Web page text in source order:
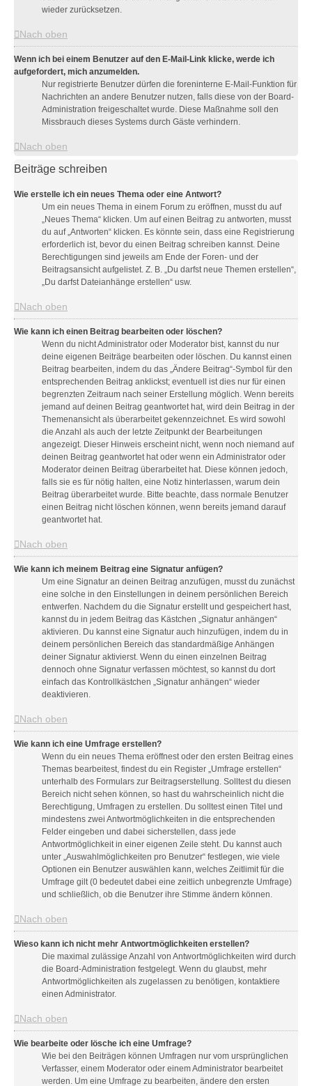
wieder zurücksetzen.
Nach oben
Wenn ich bei einem Benutzer auf den E-Mail-Link klicke, werde ich
aufgefordert, mich anzumelden.
Nur registrierte Benutzer dürfen die foreninterne E-Mail-Funktion für
Nachrichten an andere Benutzer nutzen, falls diese von der Board-
Administration freigeschaltet wurde. Diese Maßnahme soll den
Missbrauch dieses Systems durch Gäste verhindern.
Nach oben
Beiträge schreiben
Wie erstelle ich ein neues Thema oder eine Antwort?
Um ein neues Thema in einem Forum zu eröffnen, musst du auf
„Neues Thema“ klicken. Um auf einen Beitrag zu antworten, musst
du auf „Antworten“ klicken. Es könnte sein, dass eine Registrierung
erforderlich ist, bevor du einen Beitrag schreiben kannst. Deine
Berechtigungen sind jeweils am Ende der Foren- und der
Beitragsansicht aufgelistet. Z. B. „Du darfst neue Themen erstellen“,
„Du darfst Dateianhänge erstellen“ usw.
Nach oben
Wie kann ich einen Beitrag bearbeiten oder löschen?
Wenn du nicht Administrator oder Moderator bist, kannst du nur
deine eigenen Beiträge bearbeiten oder löschen. Du kannst einen
Beitrag bearbeiten, indem du das „Ändere Beitrag“-Symbol für den
entsprechenden Beitrag anklickst; eventuell ist dies nur für einen
begrenzten Zeitraum nach seiner Erstellung möglich. Wenn bereits
jemand auf deinen Beitrag geantwortet hat, wird dein Beitrag in der
Themenansicht als überarbeitet gekennzeichnet. Es wird sowohl
die Anzahl als auch der letzte Zeitpunkt der Bearbeitungen
angezeigt. Dieser Hinweis erscheint nicht, wenn noch niemand auf
deinen Beitrag geantwortet hat oder wenn ein Administrator oder
Moderator deinen Beitrag überarbeitet hat. Diese können jedoch,
falls sie es für nötig halten, eine Notiz hinterlassen, warum dein
Beitrag überarbeitet wurde. Bitte beachte, dass normale Benutzer
einen Beitrag nicht löschen können, wenn bereits jemand darauf
geantwortet hat.
Nach oben
Wie kann ich meinem Beitrag eine Signatur anfügen?
Um eine Signatur an deinen Beitrag anzufügen, musst du zunächst
eine solche in den Einstellungen in deinem persönlichen Bereich
entwerfen. Nachdem du die Signatur erstellt und gespeichert hast,
kannst du in jedem Beitrag das Kästchen „Signatur anhängen“
aktivieren. Du kannst eine Signatur auch hinzufügen, indem du in
deinem persönlichen Bereich das standardmäßige Anhängen
deiner Signatur aktivierst. Wenn du einen einzelnen Beitrag
dennoch ohne Signatur verfassen möchtest, so kannst du dort
einfach das Kontrollkästchen „Signatur anhängen“ wieder
deaktivieren.
Nach oben
Wie kann ich eine Umfrage erstellen?
Wenn du ein neues Thema eröffnest oder den ersten Beitrag eines
Themas bearbeitest, findest du ein Register „Umfrage erstellen“
unterhalb des Formulars zur Beitragserstellung. Solltest du diesen
Bereich nicht sehen können, so hast du wahrscheinlich nicht die
Berechtigung, Umfragen zu erstellen. Du solltest einen Titel und
mindestens zwei Antwortmöglichkeiten in die entsprechenden
Felder eingeben und dabei sicherstellen, dass jede
Antwortmöglichkeit in einer eigenen Zeile steht. Du kannst auch
unter „Auswahlmöglichkeiten pro Benutzer“ festlegen, wie viele
Optionen ein Benutzer auswählen kann, welches Zeitlimit für die
Umfrage gilt (0 bedeutet dabei eine zeitlich unbegrenzte Umfrage)
und schließlich, ob die Benutzer ihre Stimme ändern können.
Nach oben
Wieso kann ich nicht mehr Antwortmöglichkeiten erstellen?
Die maximal zulässige Anzahl von Antwortmöglichkeiten wird durch
die Board-Administration festgelegt. Wenn du glaubst, mehr
Antwortmöglichkeiten als zugelassen zu benötigen, kontaktiere
einen Administrator.
Nach oben
Wie bearbeite oder lösche ich eine Umfrage?
Wie bei den Beiträgen können Umfragen nur vom ursprünglichen
Verfasser, einem Moderator oder einem Administrator bearbeitet
werden. Um eine Umfrage zu bearbeiten, ändere den ersten